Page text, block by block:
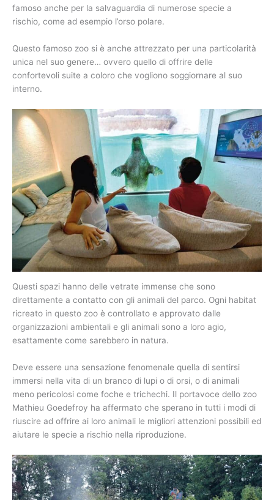
famoso anche per la salvaguardia di numerose specie a
rischio, come ad esempio l’orso polare.
Questo famoso zoo si è anche attrezzato per una particolarità
unica nel suo genere… ovvero quello di offrire delle
confortevoli suite a coloro che vogliono soggiornare al suo
interno.
Questi spazi hanno delle vetrate immense che sono
direttamente a contatto con gli animali del parco. Ogni habitat
ricreato in questo zoo è controllato e approvato dalle
organizzazioni ambientali e gli animali sono a loro agio,
esattamente come sarebbero in natura.
Deve essere una sensazione fenomenale quella di sentirsi
immersi nella vita di un branco di lupi o di orsi, o di animali
meno pericolosi come foche e trichechi. Il portavoce dello zoo
Mathieu Goedefroy ha affermato che sperano in tutti i modi di
riuscire ad offrire ai loro animali le migliori attenzioni possibili ed
aiutare le specie a rischio nella riproduzione.